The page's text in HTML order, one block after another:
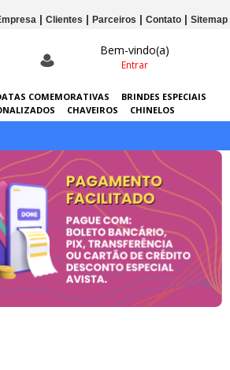
Clientes Parceiros Contato Sitemap
Bem-vindo(a)
Entrar
COMEMORATIVAS
BRINDES ESPECIAIS
CHAVEIROS
CHINELOS
GUARDA-CHUVAS KITS
LANÇAMENTOS